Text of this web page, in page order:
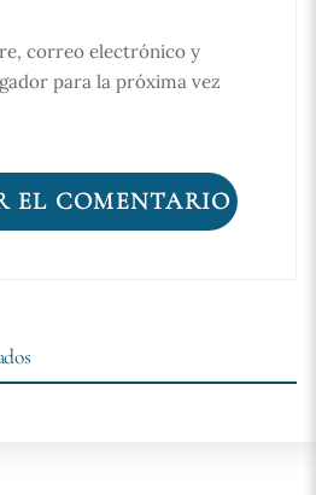
correo electrónico y
para la próxima vez